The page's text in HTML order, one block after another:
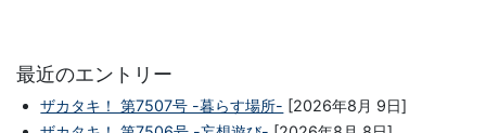
最近のエントリー
ザカタキ！ 第7507号 -暮らす場所- [2026年8月 9日]